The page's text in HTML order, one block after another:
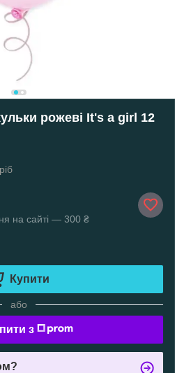
рожеві It's a girl 12
на сайті — 300 ₴
Купити
або
з